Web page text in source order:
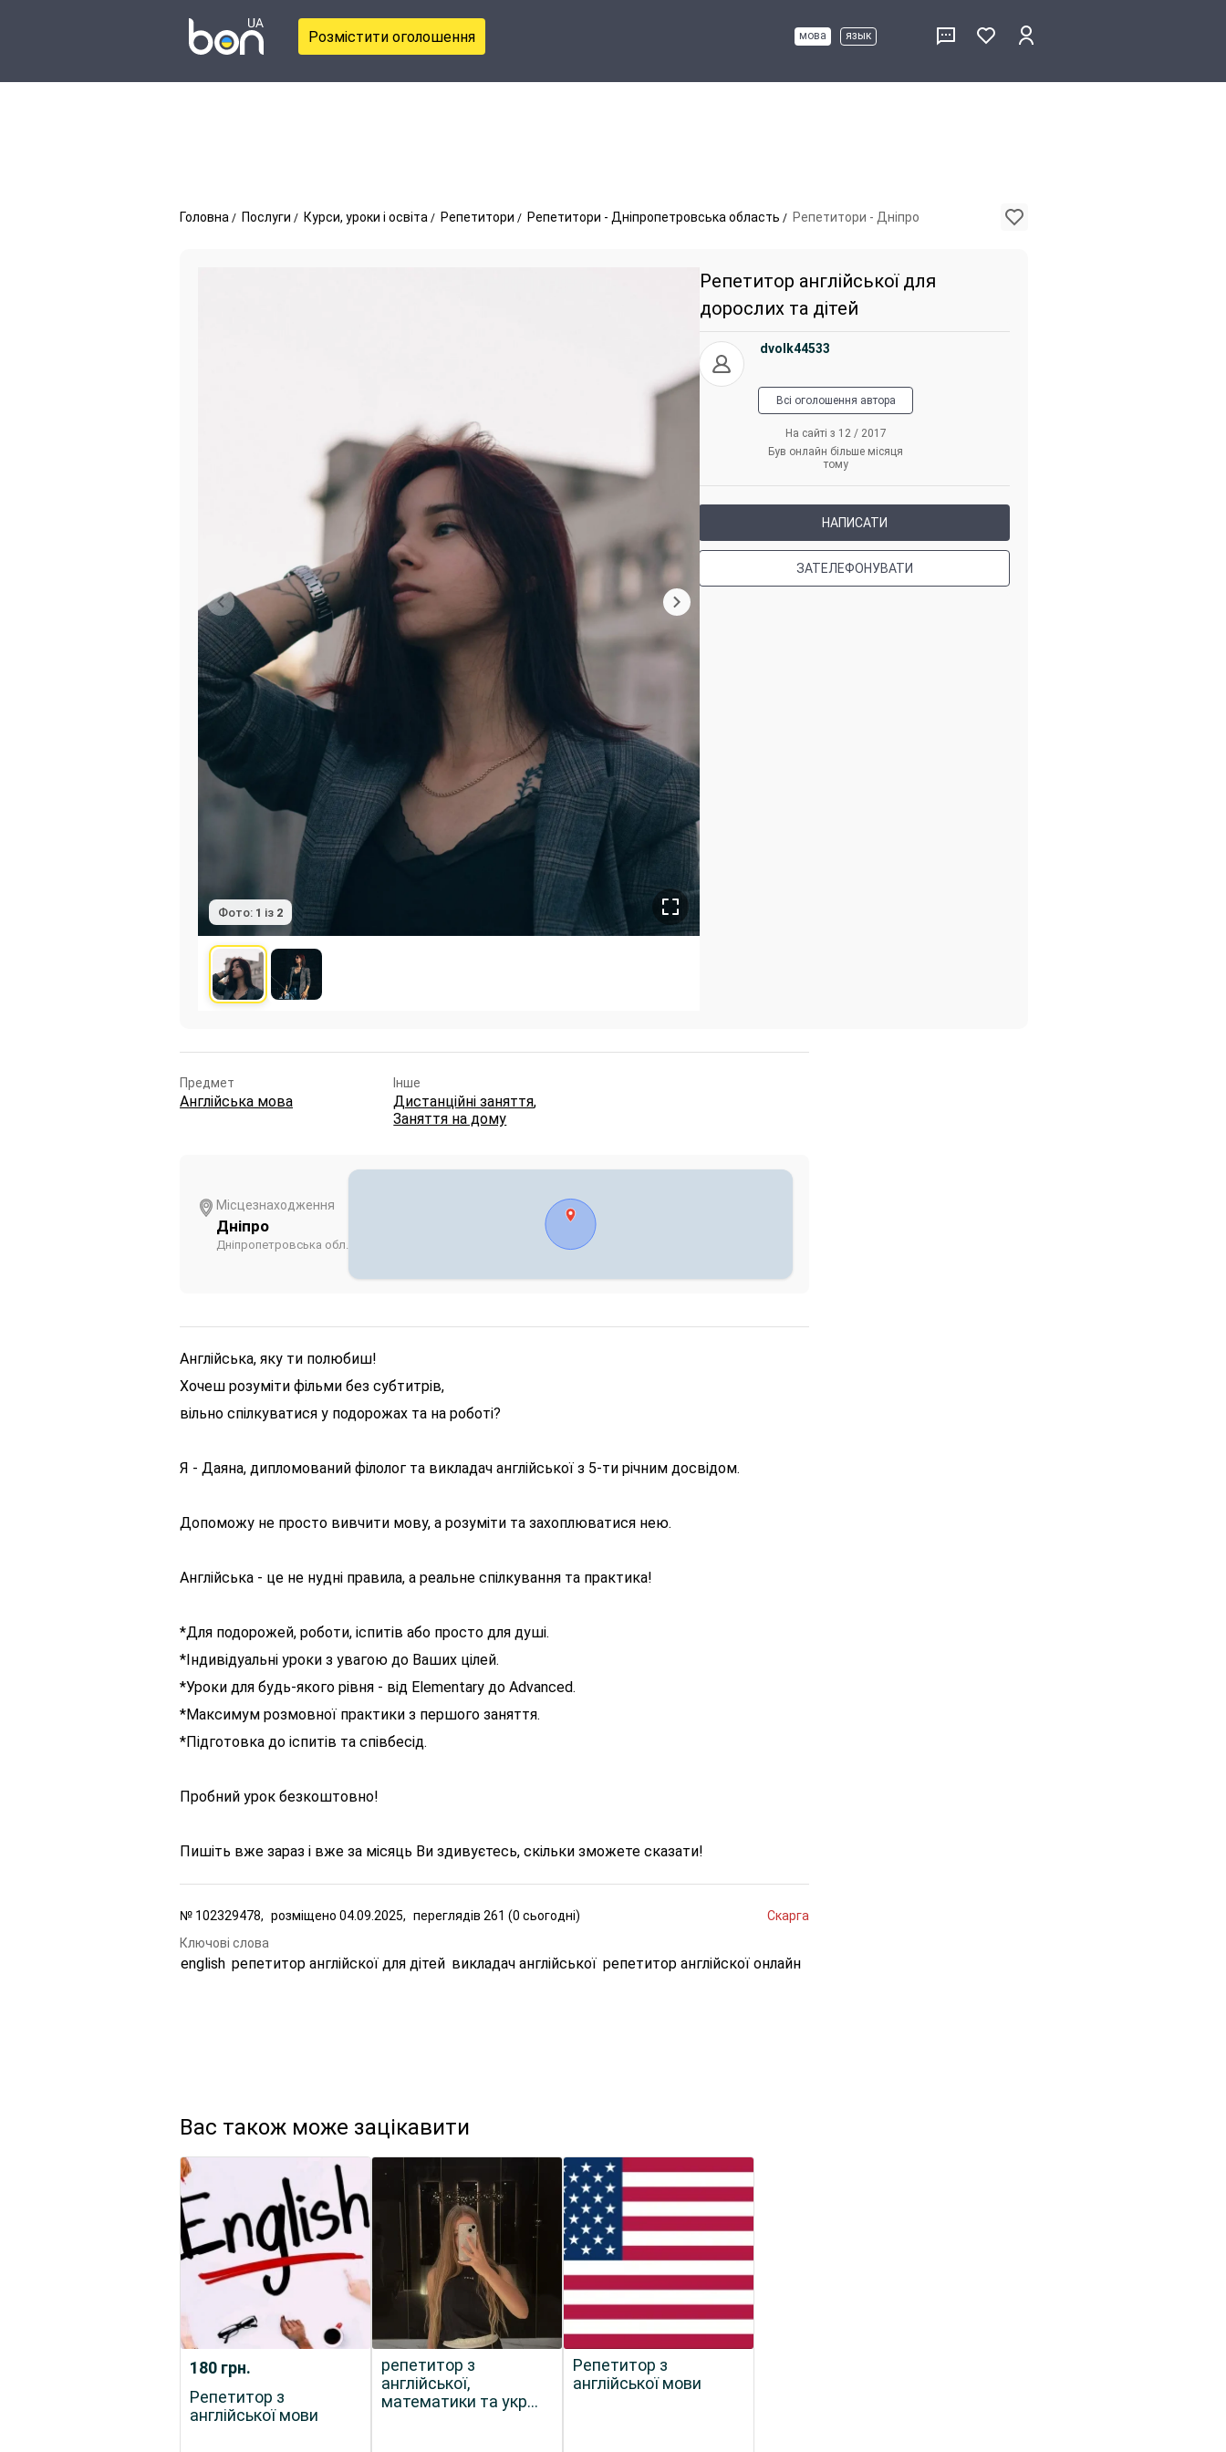
Розмістити оголошення мова язык
Головна Послуги Курси, уроки і освіта Репетитори Репетитори - Дніпропетровська область Репетитори - Дніпро
Фото: 1 із 2
Репетитор англійської для
дорослих та дітей
dvolk44533
Всі оголошення автора
На сайті з 12 / 2017
Був онлайн більше місяця
тому
НАПИСАТИ
ЗАТЕЛЕФОНУВАТИ
Предмет
Англійська мова
Інше
Дистанційні заняття,
Заняття на дому
Місцезнаходження
Дніпро
Дніпропетровська обл.
Англійська, яку ти полюбиш!
Хочеш розуміти фільми без субтитрів,
вільно спілкуватися у подорожах та на роботі?
Я - Даяна, дипломований філолог та викладач англійської з 5-ти річним досвідом.
Допоможу не просто вивчити мову, а розуміти та захоплюватися нею.
Англійська - це не нудні правила, а реальне спілкування та практика!
*Для подорожей, роботи, іспитів або просто для душі.
*Індивідуальні уроки з увагою до Ваших цілей.
*Уроки для будь-якого рівня - від Elementary до Advanced.
*Максимум розмовної практики з першого заняття.
*Підготовка до іспитів та співбесід.
Пробний урок безкоштовно!
Пишіть вже зараз і вже за місяць Ви здивуєтесь, скільки зможете сказати!
№ 102329478, розміщено 04.09.2025, переглядів 261 (0 сьогодні)
Скарга
Ключові слова
english репетитор англійскої для дітей викладач англійської репетитор англійскої онлайн
Вас також може зацікавити
180 грн.
Репетитор з
англійської мови
репетитор з
англійської,
математики та укр
Репетитор з
англійської мови